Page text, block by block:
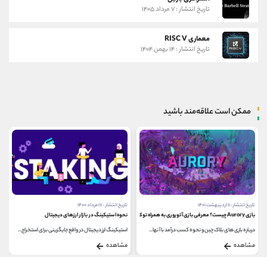
تاریخ انتشار : ۷ مرداد ۱۴۰۵
معماری RISC V
تاریخ انتشار : ۱۴ بهمن ۱۴۰۴
ممکن است علاقه‌مند باشید
تاریخ انتشار : ۱۱ اردیبهشت ۱۴۰۱
بازی Aurory چیست؟ معرفی بازی آئوروری به همراه توکن آن
درباره بازی های بلاک چین و نحوه کسب درآمد با آنها...
مشاهده
تاریخ انتشار : ۱۷ مرداد ۱۴۰۰
نحوه استیکینگ در بازار ارزهای دیجیتال
استیکینگ ارز دیجیتال در واقع جایگزینی برای استخراج...
مشاهده